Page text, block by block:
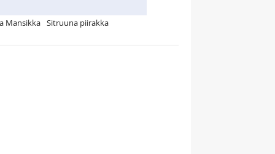
Mansikka Sitruuna piirakka